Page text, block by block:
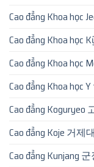
Cao đẳng Khoa học
Cao đẳng Khoa học
Cao đẳng Khoa học
Cao đẳng Khoa học
Cao đẳng Koguryeo
Cao đẳng Koje 거제
Cao đẳng Kunjang